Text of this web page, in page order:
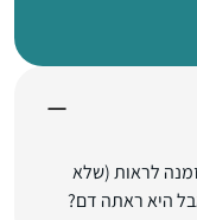
לראות (שלא
היא ראתה דם?